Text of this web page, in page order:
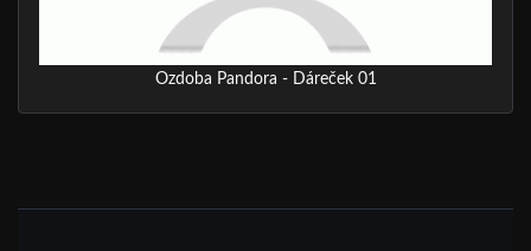
Ozdoba Pandora - Dáreček 01